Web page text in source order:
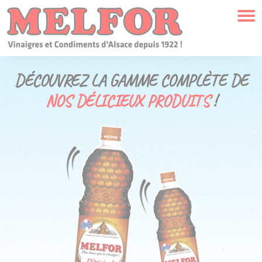
QUISOMMES-NOUS ?
NOTRE HISTOIRE
MELFOR AUJOURD’HUI
NOS ENGAGEMENTS
OÙ NOUS TROUVER ?
NOSMARQUES
MELFOR
SAAS
DÉCOUVREZ LA GAMME COMPLÈTE DE
NOS DÉLICIEUX PRODUITS!
Panneau de gestion des cookies